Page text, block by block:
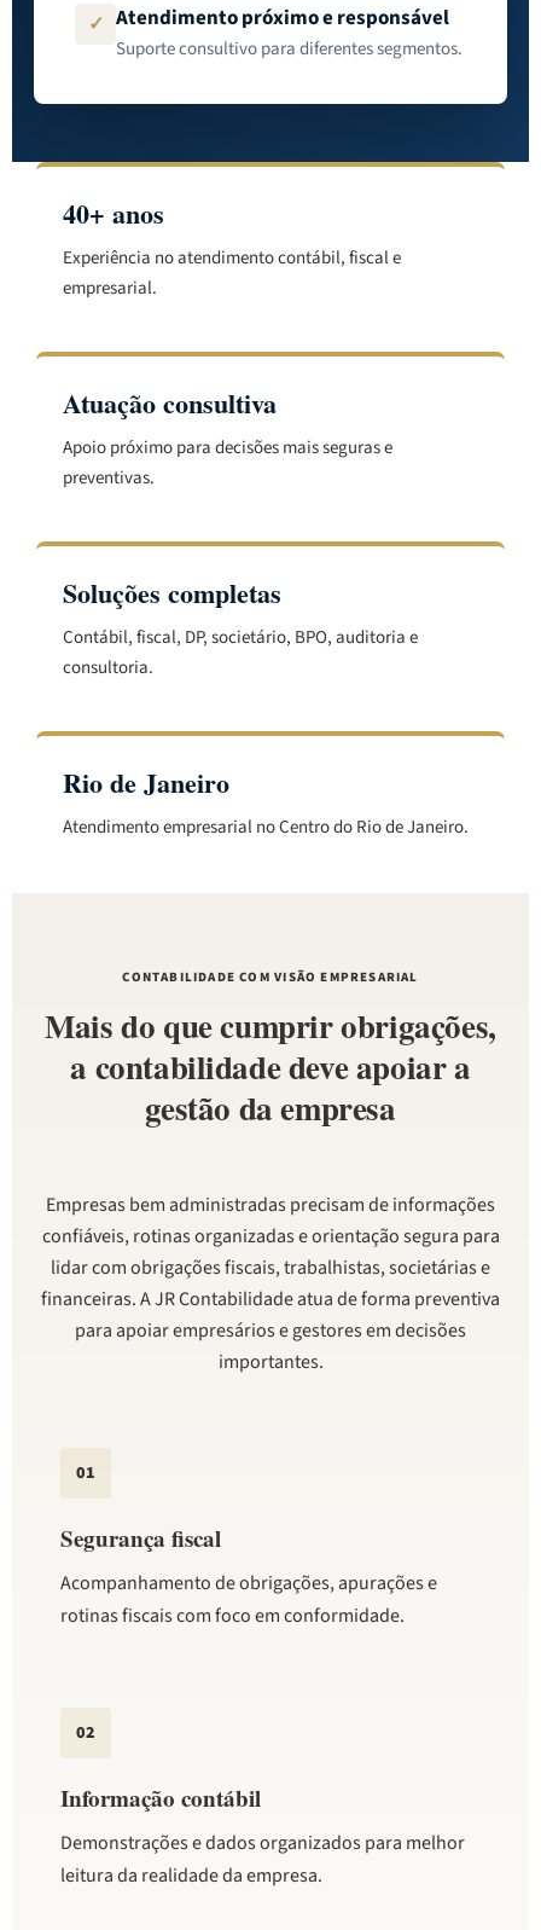
✓ Atendimento próximo e responsável
Suporte consultivo para diferentes segmentos.
40+ anos
Experiência no atendimento contábil, fiscal e
empresarial.
Atuação consultiva
Apoio próximo para decisões mais seguras e
preventivas.
Soluções completas
Contábil, fiscal, DP, societário, BPO, auditoria e
consultoria.
Rio de Janeiro
Atendimento empresarial no Centro do Rio de Janeiro.
CONTABILIDADE COM VISÃO EMPRESARIAL
Mais do que cumprir obrigações,
a contabilidade deve apoiar a
gestão da empresa
Empresas bem administradas precisam de informações
confiáveis, rotinas organizadas e orientação segura para
lidar com obrigações fiscais, trabalhistas, societárias e
financeiras. A JR Contabilidade atua de forma preventiva
para apoiar empresários e gestores em decisões
importantes.
01
Segurança fiscal
Acompanhamento de obrigações, apurações e
rotinas fiscais com foco em conformidade.
02
Informação contábil
Demonstrações e dados organizados para melhor
leitura da realidade da empresa.